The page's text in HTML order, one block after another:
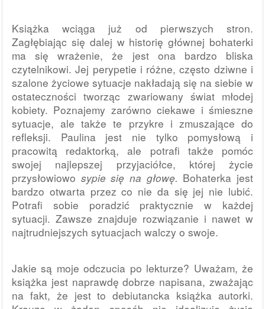
Książka wciąga już od pierwszych stron.
Zagłębiając się dalej w historię głównej bohaterki
ma się wrażenie, że jest ona bardzo bliska
czytelnikowi. Jej perypetie i różne, często dziwne i
szalone życiowe sytuacje nakładają się na siebie w
ostateczności tworząc zwariowany świat młodej
kobiety. Poznajemy zarówno ciekawe i śmieszne
sytuacje, ale także te przykre i zmuszające do
refleksji. Paulina jest nie tylko pomysłową i
pracowitą redaktorką, ale potrafi także pomóc
swojej najlepszej przyjaciółce, której życie
przysłowiowo sypie się na głowę. Bohaterka jest
bardzo otwarta przez co nie da się jej nie lubić.
Potrafi sobie poradzić praktycznie w każdej
sytuacji. Zawsze znajduje rozwiązanie i nawet w
najtrudniejszych sytuacjach walczy o swoje.
Jakie są moje odczucia po lekturze? Uważam, że
książka jest naprawdę dobrze napisana, zważając
na fakt, że jest to debiutancka książka autorki.